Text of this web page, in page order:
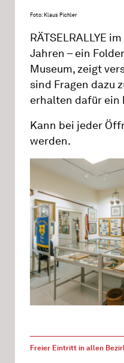
Foto: Klaus Pichler
RÄTSELRALLYE
Jahren – ein
Museum, zeigt
sind Fragen dazu
erhalten dafür ein
Kann bei jeder
werden.
Freier Eintritt in allen